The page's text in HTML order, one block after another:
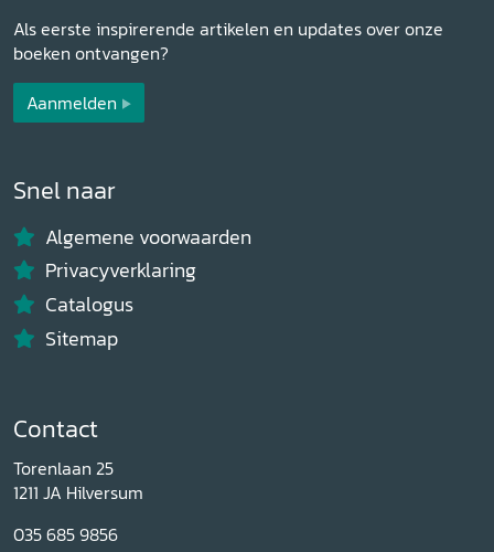
Als eerste inspirerende artikelen en updates over onze
boeken ontvangen?
Aanmelden
Snel naar
Algemene voorwaarden
Privacyverklaring
Catalogus
Sitemap
Contact
Torenlaan 25
1211 JA Hilversum
035 685 9856